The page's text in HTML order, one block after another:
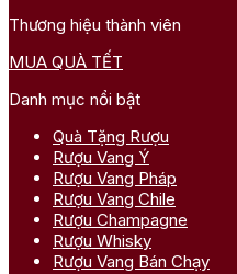
Thương hiệu thành viên
MUA QUÀ TẾT
Danh mục nổi bật
Quà Tặng Rượu
Rượu Vang Ý
Rượu Vang Pháp
Rượu Vang Chile
Rượu Champagne
Rượu Whisky
Rượu Vang Bán Chạy